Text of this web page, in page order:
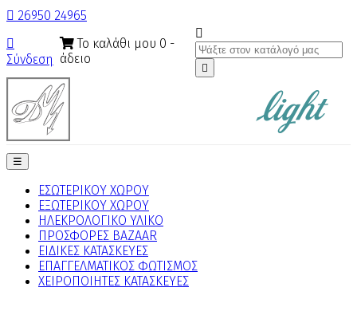
 26950 24965

Σύνδεση
Το καλάθι μου 0 -
άδειο


Toggle
navigation
☰
ΕΣΩΤΕΡΙΚΟΥ ΧΩΡΟΥ
ΕΞΩΤΕΡΙΚΟΥ ΧΩΡΟΥ
ΗΛΕΚΡΟΛΟΓΙΚΟ ΥΛΙΚΟ
ΠΡΟΣΦΟΡΕΣ BAZAAR
ΕΙΔΙΚΕΣ ΚΑΤΑΣΚΕΥΕΣ
ΕΠΑΓΓΕΛΜΑΤΙΚΟΣ ΦΩΤΙΣΜΟΣ
ΧΕΙΡΟΠΟΙΗΤΕΣ ΚΑΤΑΣΚΕΥΕΣ